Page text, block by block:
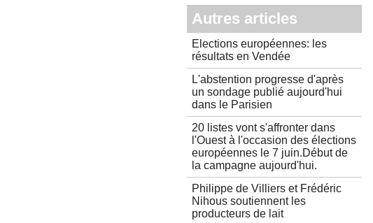
Autres articles
Elections européennes: les
résultats en Vendée
L'abstention progresse d'après
un sondage publié aujourd'hui
dans le Parisien
20 listes vont s'affronter dans
l'Ouest à l'occasion des élections
européennes le 7 juin.Début de
la campagne aujourd'hui.
Philippe de Villiers et Frédéric
Nihous soutiennent les
producteurs de lait